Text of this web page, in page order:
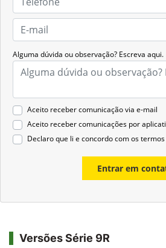
Alguma dúvida ou observação? Escreva aqui.
Aceito receber comunicação via e-mail
Aceito receber comunicações por
Declaro que li e concordo com os termos
Entrar em
Versões Série 9R